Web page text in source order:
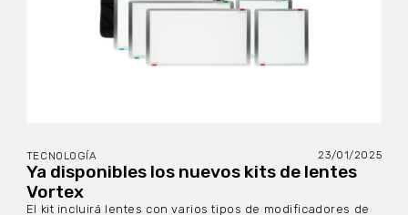
TECNOLOGÍA 23/01/2025
Ya disponibles los nuevos kits de lentes
Vortex
El kit incluirá lentes con varios tipos de modificadores de